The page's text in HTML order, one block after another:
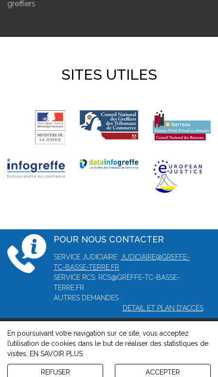
greffiers
SITES UTILES
POUR NOUS CONTACTER
SERVICE JUDICIAIRE: JUDICIAIRE@GREFFE-
TC-BASSE-TERRE.FR
SERVICE RCS: RCS@GREFFE-TC-BASSE-
TERRE.FR
AUTRES DEMANDES :
DÉTAIL ET PLAN D'ACCÈS
© 2026, Greffe du tribunal mixte de commerce de Basse-Terre -
Mentions légales-Contact -Gestion des cookies-Politique de
confidentialité et de cookies
Version : 1.8.1
En poursuivant votre navigation sur ce site, vous acceptez
l’utilisation de cookies dans le but de réaliser des statistiques de
visites.
EN SAVOIR PLUS
REFUSER ACCEPTER